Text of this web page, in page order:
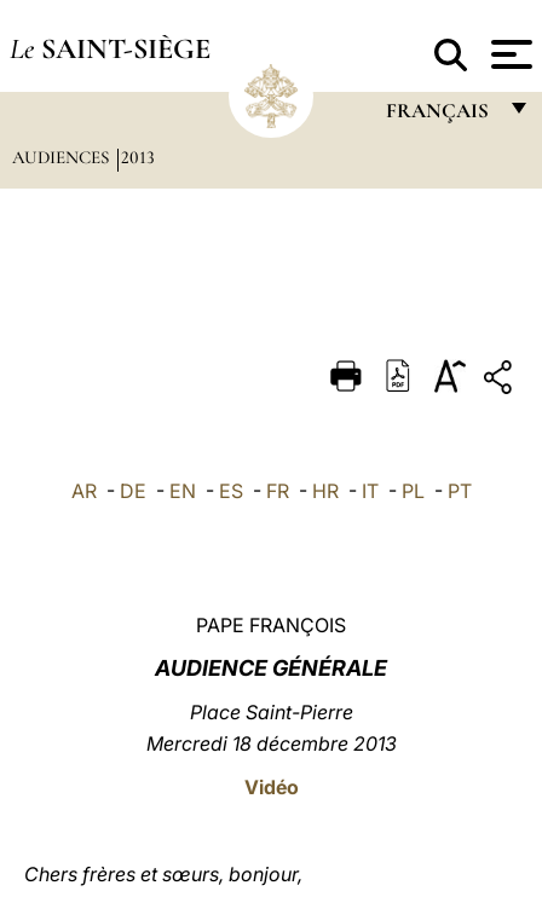
Le SAINT-SIÈGE
FRANÇAIS
DEUTSCH
العربيّة
AUDIENCES 2013
AR- DE - EN - ES- FR- HR- IT- PL- PT
PAPE FRANÇOIS
AUDIENCE GÉNÉRALE
Place Saint-Pierre
Mercredi 18 décembre 2013
Vidéo
Chers frères et sœurs, bonjour,